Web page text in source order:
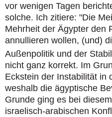
vor wenigen Tagen
solche. Ich zitiere: "Die
Mehrheit der Ägypter den
annullieren wollen, (und)
Außenpolitik und der
nicht ganz korrekt. Im
Eckstein der Instabilität in
weshalb die ägyptische
Grunde ging es bei
israelisch-arabischen